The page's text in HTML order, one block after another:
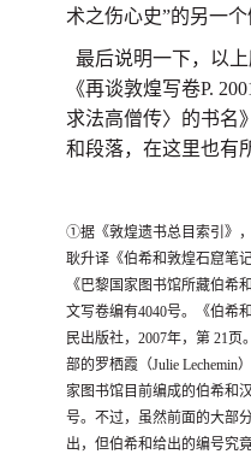
术之伤心史”的另一个
最后说明一下，以
《再谈敦煌写卷P.
求法高僧传〉的书名
和段落，在这里也有
①据《敦煌遗书总目索引》
耿升译《伯希和敦煌石窟笔
《巴黎国家图书馆所藏伯希
文写卷编有4040号。《伯希
民出版社，2007年，第 21
部的罗栖霞（Julie Lechemin
家图书馆目前编成的伯希和
号。不过，虽然前面的大部
出，但伯希和给出的编号究